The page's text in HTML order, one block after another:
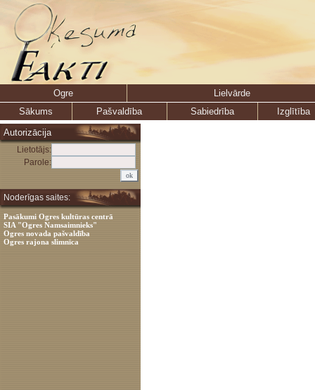
Ogre
Lielvārde
Sākums
Pašvaldība Sabiedrība
Izglītība
Autorizācija
Lietotājs:
Parole:
Noderīgas saites:
Pasākumi Ogres kultūras centrā
SIA "Ogres Namsaimnieks"
Ogres novada pašvaldība
Ogres rajona slimnīca